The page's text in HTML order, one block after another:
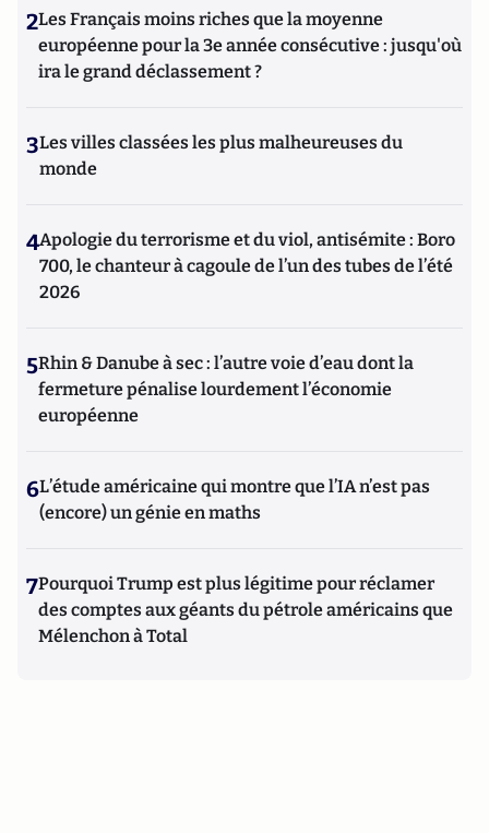
2Les Français moins riches que la moyenne
européenne pour la 3e année consécutive : jusqu'où
ira le grand déclassement ?
3Les villes classées les plus malheureuses du
monde
4Apologie du terrorisme et du viol, antisémite : Boro
700, le chanteur à cagoule de l’un des tubes de l’été
2026
5Rhin & Danube à sec : l’autre voie d’eau dont la
fermeture pénalise lourdement l’économie
européenne
6L’étude américaine qui montre que l’IA n’est pas
(encore) un génie en maths
7Pourquoi Trump est plus légitime pour réclamer
des comptes aux géants du pétrole américains que
Mélenchon à Total